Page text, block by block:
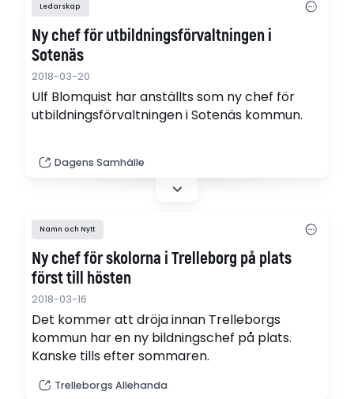
Ledarskap
Ny chef för utbildningsförvaltningen i
Sotenäs
2018-03-20
Ulf Blomquist har anställts som ny chef för
utbildningsförvaltningen i Sotenäs kommun.
Dagens Samhälle
Namn och Nytt
Ny chef för skolorna i Trelleborg på plats
först till hösten
2018-03-16
Det kommer att dröja innan Trelleborgs
kommun har en ny bildningschef på plats.
Kanske tills efter sommaren.
Trelleborgs Allehanda